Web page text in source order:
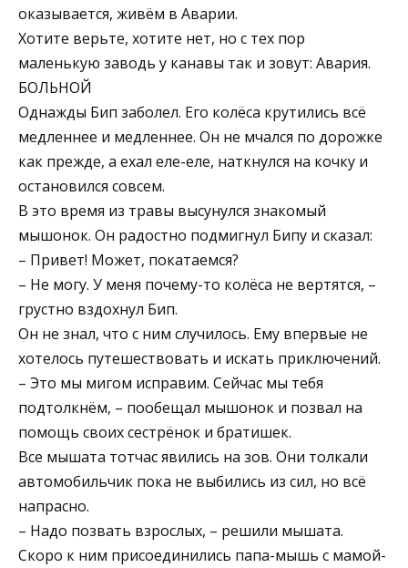
оказывается, живём в Аварии.
Хотите верьте, хотите нет, но с тех пор
маленькую заводь у канавы так и зовут: Авария.
БОЛЬНОЙ
Однажды Бип заболел. Его колёса крутились всё
медленнее и медленнее. Он не мчался по дорожке
как прежде, а ехал еле-еле, наткнулся на кочку и
остановился совсем.
В это время из травы высунулся знакомый
мышонок. Он радостно подмигнул Бипу и сказал:
– Привет! Может, покатаемся?
– Не могу. У меня почему-то колёса не вертятся, –
грустно вздохнул Бип.
Он не знал, что с ним случилось. Ему впервые не
хотелось путешествовать и искать приключений.
– Это мы мигом исправим. Сейчас мы тебя
подтолкнём, – пообещал мышонок и позвал на
помощь своих сестрёнок и братишек.
Все мышата тотчас явились на зов. Они толкали
автомобильчик пока не выбились из сил, но всё
напрасно.
– Надо позвать взрослых, – решили мышата.
Скоро к ним присоединились папа-мышь с мамой-